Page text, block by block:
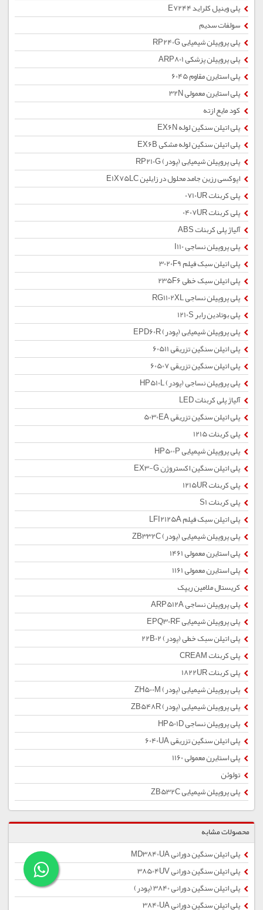
پلی وینیل کلراید E7244
سولفات سدیم
پلی پروپیلن شیمیایی RP240G
پلی پروپیلن پزشکی ARP801
پلی استایرن مقاوم 6045
پلی استایرن معمولی 32N
کود مایع ازته
پلی اتیلن سنگین لوله EX6N
پلی اتیلن سنگین لوله مشکی EX6B
پلی پروپیلن شیمیایی (پودر) RP210G
اپوکسی رزین جامد محلول در زایلین E1X75LC
پلی کربنات 0710UR
پلی کربنات 0407UR
آلیاژ پلی کربنات ABS
پلی پروپیلن نساجی I110
پلی اتیلن سبک فیلم 3020F9
پلی اتیلن سبک خطی 235F6
پلی پروپیلن نساجی RG1102XL
پلی بوتادین رابر 1210S
پلی پروپیلن شیمیایی (پودر) EPD60R
پلی اتیلن سنگین تزریقی 60511
پلی اتیلن سنگین تزریقی 60507
پلی پروپیلن نساجی (پودر) HP510L
آلیاژ پلی کربنات LED
پلی اتیلن سنگین تزریقی 5030EA
پلی کربنات 1215
پلی پروپیلن شیمیایی HP500P
پلی اتیلن سنگین اکستروژن EX3-G
پلی کربنات 1215UR
پلی کربنات S1
پلی اتیلن سبک فیلم LFI2125A
پلی پروپیلن شیمیایی (پودر) ZB332C
پلی استایرن معمولی 1461
پلی استایرن معمولی 1161
کریستال ملامین ریپک
پلی پروپیلن نساجی ARP512A
پلی پروپیلن شیمیایی EPQ30RF
پلی اتیلن سبک خطی (پودر) 22B02
پلی کربنات CREAM
پلی کربنات 1822UR
پلی پروپیلن شیمیایی (پودر) ZH500M
پلی پروپیلن شیمیایی (پودر) ZB548R
پلی پروپیلن نساجی HP501D
پلی اتیلن سنگین تزریقی 6040UA
پلی استایرن معمولی 1160
تولوئن
پلی پروپیلن شیمیایی ZB532C
محصولات مشابه
پلی اتیلن سنگین دورانی MD3840UA
پلی اتیلن سنگین دورانی 38504UV
پلی اتیلن سنگین دورانی 3840 (پودر)
پلی اتیلن سنگین دورانی 3840UA